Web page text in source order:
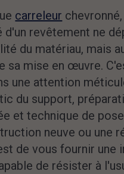
carreleur
d'un revêtement ne
du matériau, mais
sa mise en œuvre.
une attention
du support,
et technique de
neuve ou une
de vous fournir une
de résister à